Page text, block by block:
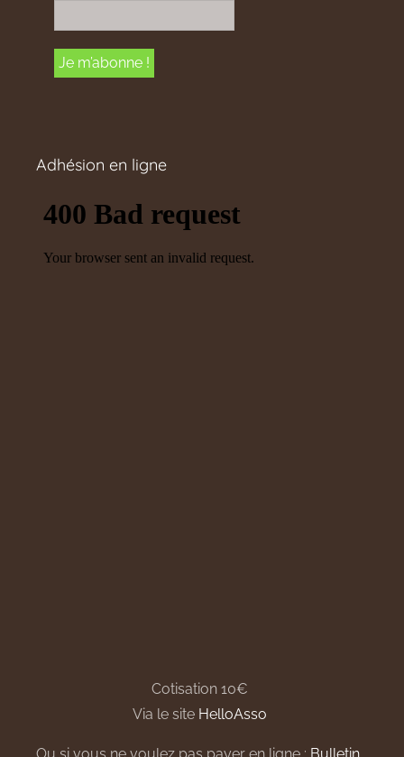
Adhésion en ligne
Cotisation 10€
Via le site HelloAsso